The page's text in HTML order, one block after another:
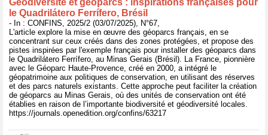
Géodiversité et géoparcs : inspirations françaises pour
le Quadrilátero Ferrífero, Brésil
- In : CONFINS, 2025/2 (03/07/2025), N°67,
L'article explore la mise en œuvre des géoparcs français, en se
concentrant sur ceux créés dans des zones protégées, et propose des
pistes inspirées par l'exemple français pour installer des géoparcs dans
le Quadrilátero Ferrífero, au Minas Gerais (Brésil). La France, pionnière
avec le Géoparc Haute-Provence, créé en 2000, a intégré le
géopatrimoine aux politiques de conservation, en utilisant des réserves
et des parcs naturels existants. Cette approche peut faciliter la création
de géoparcs au Minas Gerais, où des unités de conservation ont été
établies en raison de l’importante biodiversité et géodiversité locales.
https://journals.openedition.org/confins/63217